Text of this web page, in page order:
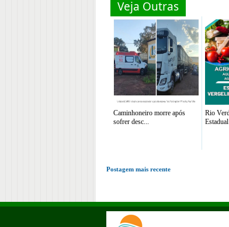
Veja Outras
Caminhoneiro morre após
sofrer desc...
Rio
Postagem mais recente